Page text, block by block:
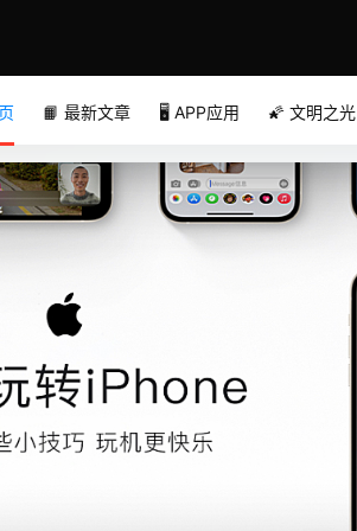
📙 最新文章 🖥️ APP应用 🌠 文明之光